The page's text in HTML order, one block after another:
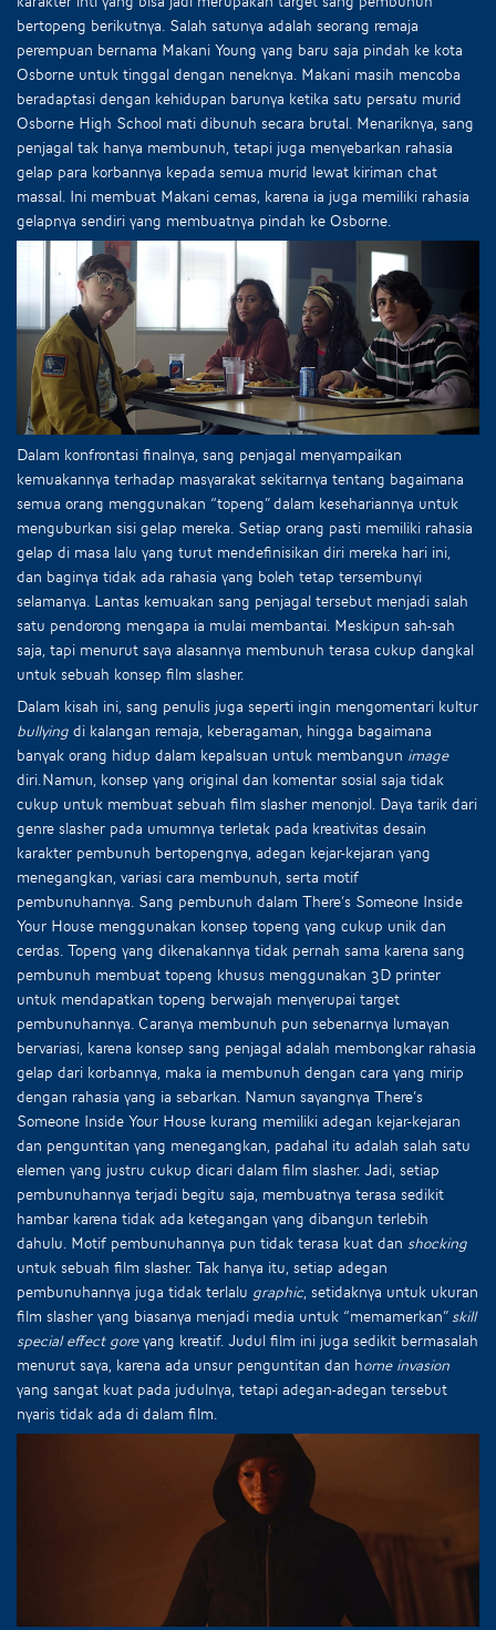
bertopeng berikutnya. Salah satunya adalah seorang remaja
perempuan bernama Makani Young yang baru saja pindah ke kota
Osborne untuk tinggal dengan neneknya. Makani masih mencoba
beradaptasi dengan kehidupan barunya ketika satu persatu murid
Osborne High School mati dibunuh secara brutal. Menariknya, sang
penjagal tak hanya membunuh, tetapi juga menyebarkan rahasia
gelap para korbannya kepada semua murid lewat kiriman chat
massal. Ini membuat Makani cemas, karena ia juga memiliki rahasia
gelapnya sendiri yang membuatnya pindah ke Osborne.
Dalam konfrontasi finalnya, sang penjagal menyampaikan
kemuakannya terhadap masyarakat sekitarnya tentang bagaimana
semua orang menggunakan “topeng” dalam kesehariannya untuk
menguburkan sisi gelap mereka. Setiap orang pasti memiliki rahasia
gelap di masa lalu yang turut mendefinisikan diri mereka hari ini,
dan baginya tidak ada rahasia yang boleh tetap tersembunyi
selamanya. Lantas kemuakan sang penjagal tersebut menjadi salah
satu pendorong mengapa ia mulai membantai. Meskipun sah-sah
saja, tapi menurut saya alasannya membunuh terasa cukup dangkal
untuk sebuah konsep film slasher.
Dalam kisah ini, sang penulis juga seperti ingin mengomentari kultur
bullying di kalangan remaja, keberagaman, hingga bagaimana
banyak orang hidup dalam kepalsuan untuk membangun image
diri.Namun, konsep yang original dan komentar sosial saja tidak
cukup untuk membuat sebuah film slasher menonjol. Daya tarik dari
genre slasher pada umumnya terletak pada kreativitas desain
karakter pembunuh bertopengnya, adegan kejar-kejaran yang
menegangkan, variasi cara membunuh, serta motif
pembunuhannya. Sang pembunuh dalam There’s Someone Inside
Your House menggunakan konsep topeng yang cukup unik dan
cerdas. Topeng yang dikenakannya tidak pernah sama karena sang
pembunuh membuat topeng khusus menggunakan 3D printer
untuk mendapatkan topeng berwajah menyerupai target
pembunuhannya. Caranya membunuh pun sebenarnya lumayan
bervariasi, karena konsep sang penjagal adalah membongkar rahasia
gelap dari korbannya, maka ia membunuh dengan cara yang mirip
dengan rahasia yang ia sebarkan. Namun sayangnya There’s
Someone Inside Your House kurang memiliki adegan kejar-kejaran
dan penguntitan yang menegangkan, padahal itu adalah salah satu
elemen yang justru cukup dicari dalam film slasher. Jadi, setiap
pembunuhannya terjadi begitu saja, membuatnya terasa sedikit
hambar karena tidak ada ketegangan yang dibangun terlebih
dahulu. Motif pembunuhannya pun tidak terasa kuat dan shocking
untuk sebuah film slasher. Tak hanya itu, setiap adegan
pembunuhannya juga tidak terlalu graphic, setidaknya untuk ukuran
film slasher yang biasanya menjadi media untuk “memamerkan” skill
special effect goreyang kreatif. Judul film ini juga sedikit bermasalah
menurut saya, karena ada unsur penguntitan dan home invasion
yang sangat kuat pada judulnya, tetapi adegan-adegan tersebut
nyaris tidak ada di dalam film.